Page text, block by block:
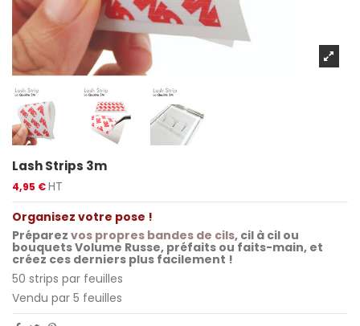
Lash Strips 3m
4,95 €HT
Organisez votre pose !
Préparez vos propres bandes de cils, cil à cil ou
bouquets Volume Russe, préfaits ou faits-main, et
créez ces derniers plus facilement !
50 strips par feuilles
Vendu par 5 feuilles